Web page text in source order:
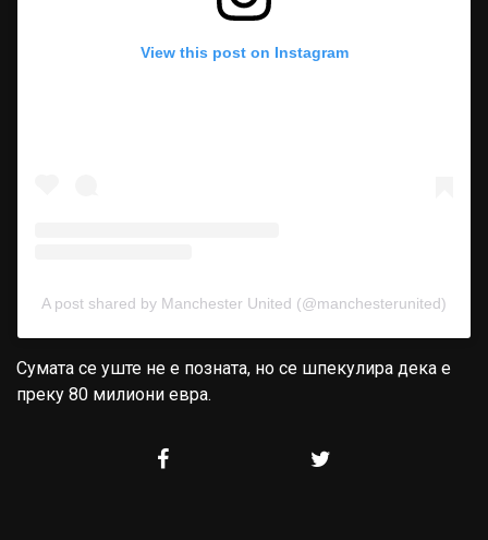
View this post on Instagram
A post shared by Manchester United (@manchesterunited)
Сумата се уште не е позната, но се шпекулира дека е
преку 80 милиони евра.